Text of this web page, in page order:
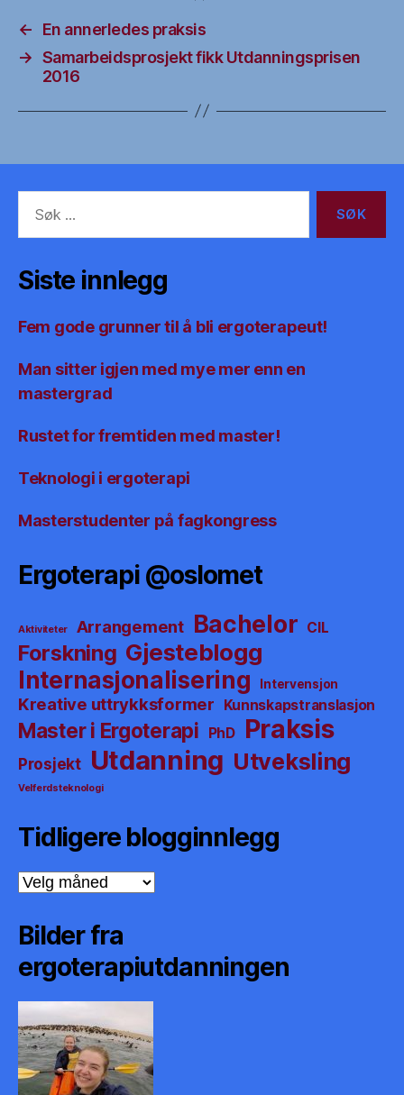
←
En annerledes praksis
→ Samarbeidsprosjekt fikk Utdanningsprisen
2016
etter:
Siste innlegg
Fem gode grunner til å bli ergoterapeut!
Man sitter igjen med mye mer enn en
mastergrad
Rustet for fremtiden med master!
Teknologi i ergoterapi
Masterstudenter på fagkongress
Ergoterapi @oslomet
Aktiviteter Arrangement Bachelor CIL
Forskning Gjesteblogg
Internasjonalisering
Intervensjon
Kreative uttrykksformer Kunnskapstranslasjon
Master i Ergoterapi PhD Praksis
Prosjekt Utdanning Utveksling
Velferdsteknologi
Tidligere blogginnlegg
Tidligere
blogginnlegg
Bilder fra
ergoterapiutdanningen